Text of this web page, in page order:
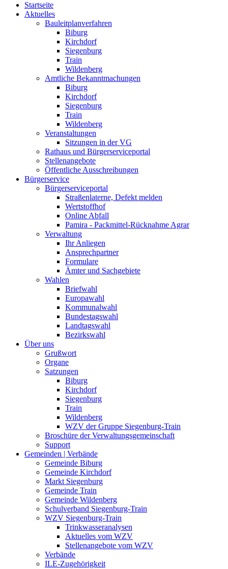
Startseite
Aktuelles
Bauleitplanverfahren
Biburg
Kirchdorf
Siegenburg
Train
Wildenberg
Amtliche Bekanntmachungen
Biburg
Kirchdorf
Siegenburg
Train
Wildenberg
Veranstaltungen
Sitzungen in der VG
Rathaus und Bürgerserviceportal
Stellenangebote
Öffentliche Ausschreibungen
Bürgerservice
Bürgerserviceportal
Straßenlaterne, Defekt melden
Wertstoffhof
Online Abfall
Pamira - Packmittel-Rücknahme Agrar
Verwaltung
Ihr Anliegen
Ansprechpartner
Formulare
Ämter und Sachgebiete
Wahlen
Briefwahl
Europawahl
Kommunalwahl
Bundestagswahl
Landtagswahl
Bezirkswahl
Über uns
Grußwort
Organe
Satzungen
Biburg
Kirchdorf
Siegenburg
Train
Wildenberg
WZV der Gruppe Siegenburg-Train
Broschüre der Verwaltungsgemeinschaft
Support
Gemeinden | Verbände
Gemeinde Biburg
Gemeinde Kirchdorf
Markt Siegenburg
Gemeinde Train
Gemeinde Wildenberg
Schulverband Siegenburg-Train
WZV Siegenburg-Train
Trinkwasseranalysen
Aktuelles vom WZV
Stellenangebote vom WZV
Verbände
ILE-Zugehörigkeit